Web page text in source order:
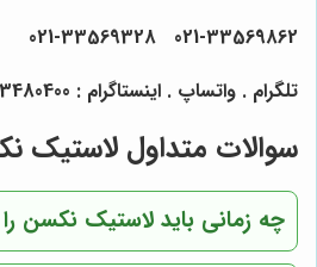
021-33569862 021-33569328
تلگرام . واتساپ . اینستاگرام : 09903480400
سوالات متداول لاستیک
چه زمانی باید لاستیک نکسن